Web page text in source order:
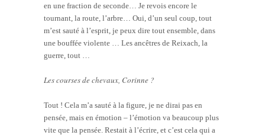
en une fraction de seconde… Je revois encore le
tournant, la route, l’arbre… Oui, d’un seul coup, tout
m’est sauté à l’esprit, je peux dire tout ensemble, dans
une bouffée violente … Les ancêtres de Reixach, la
guerre, tout …
Les courses de chevaux, Corinne ?
Tout ! Cela m’a sauté à la figure, je ne dirai pas en
pensée, mais en émotion – l’émotion va beaucoup plus
vite que la pensée. Restait à l’écrire, et c’est cela qui a